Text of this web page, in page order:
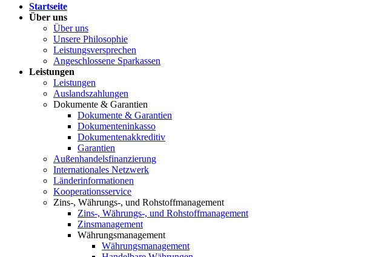
Startseite
Über uns
Über uns
Unsere Philosophie
Leistungsversprechen
Angeschlossene Sparkassen
Leistungen
Leistungen
Auslandszahlungen
Dokumente & Garantien
Dokumente & Garantien
Dokumenteninkasso
Dokumentenakkreditiv
Garantien
Außenhandelsfinanzierung
Internationales Netzwerk
Länderinformationen
Kooperationsservice
Zins-, Währungs-, und Rohstoffmanagement
Zins-, Währungs-, und Rohstoffmanagement
Zinsmanagement
Währungsmanagement
Währungsmanagement